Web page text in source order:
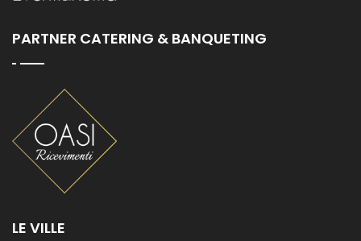
PARTNER CATERING & BANQUETING
LE VILLE